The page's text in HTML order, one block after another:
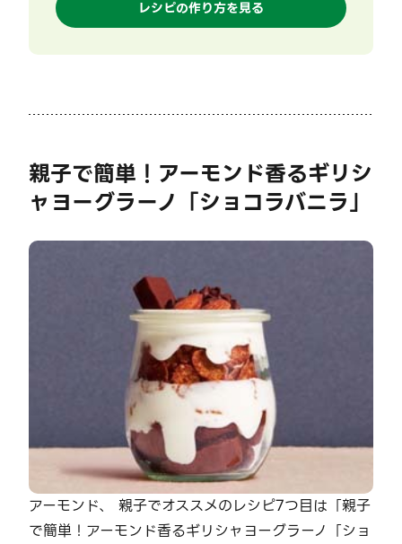
レシピの作り方を見る
親子で簡単！アーモンド香るギリシ
ャヨーグラーノ「ショコラバニラ」
アーモンド、 親子でオススメのレシピ7つ目は「親子
で簡単！アーモンド香るギリシャヨーグラーノ「ショ